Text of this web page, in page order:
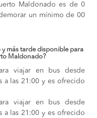
Maldonado es de 0
un mínimo de 00
más tarde disponible para
Maldonado?
viajar en bus desde
a las 21:00 y es ofrecido
viajar en bus desde
a las 21:00 y es ofrecido